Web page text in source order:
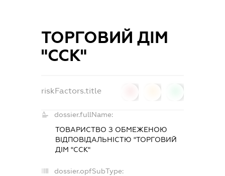
ТОРГОВИЙ ДІМ
"ССК"
riskFactors.title
dossier.fullName:
ТОВАРИСТВО З ОБМЕЖЕНОЮ
ВІДПОВІДАЛЬНІСТЮ "ТОРГОВИЙ
ДІМ "ССК"
dossier.opfSubType: